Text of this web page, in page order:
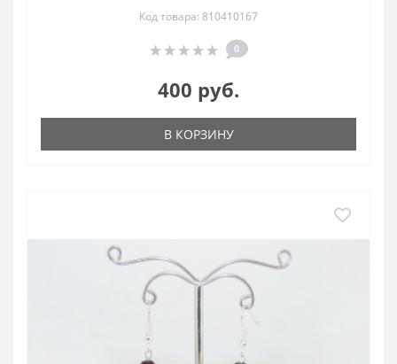
Код товара: 810410167
0
400 руб.
В КОРЗИНУ